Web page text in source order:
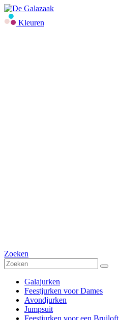
Kleuren
Zoeken
Galajurken
Feestjurken voor Dames
Avondjurken
Jumpsuit
Feestjurken voor een Bruiloft